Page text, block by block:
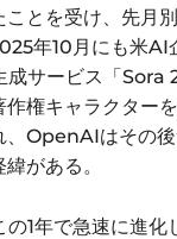
とを受け、先月
年10月にも米
成サービス「Sora
作権キャラクター
、OpenAIはその
がある。
1年で急速に進化